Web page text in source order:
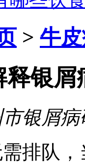
> 牛
释银屑
银屑
排队